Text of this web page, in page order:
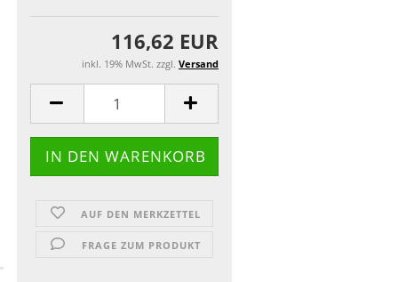
116,62 EUR
inkl. 19% MwSt. zzgl. Versand
AUF DEN MERKZETTEL
FRAGE ZUM PRODUKT